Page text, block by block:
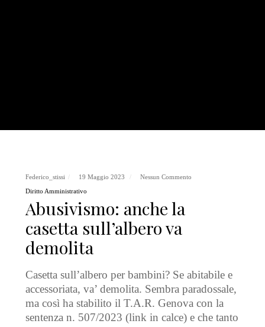
Federico_stissi 19 Maggio 2023
Nessun Commento
Diritto Amministrativo
Abusivismo: anche la
casetta sull’albero va
demolita
Casetta sull’albero per bambini? Se abitabile e
accessoriata, va’ demolita. Sembra paradossale,
ma così ha stabilito il T.A.R. Genova con la
sentenza n. 507/2023 (link in calce) e che tanto